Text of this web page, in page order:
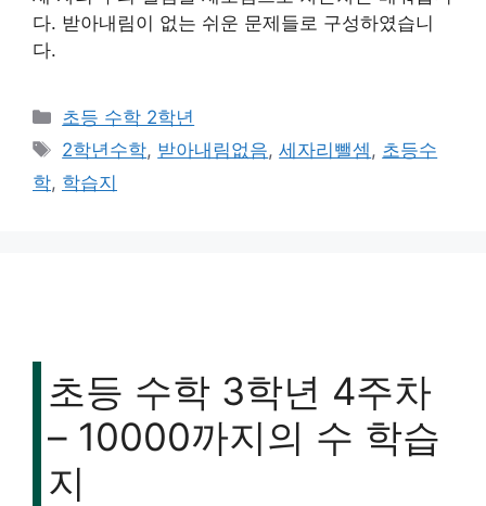
다. 받아내림이 없는 쉬운 문제들로 구성하였습니
다.
카
테
리
초등 수학 2학년
태
그
2학년수학, 받아내림없음,세자리뺄셈 , 초등수
학, 학습지
초등 수학 3학년 4주차
– 10000까지의 수 학습
지